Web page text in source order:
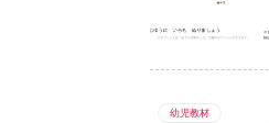
幼児教材